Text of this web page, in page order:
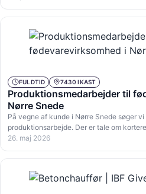
FULDTID 7430 IKAST
Produktionsmedarbejder til
Nørre Snede
På vegne af kunde i Nørre Snede søger
produktionsarbejde. Der er tale om
26. maj 2026